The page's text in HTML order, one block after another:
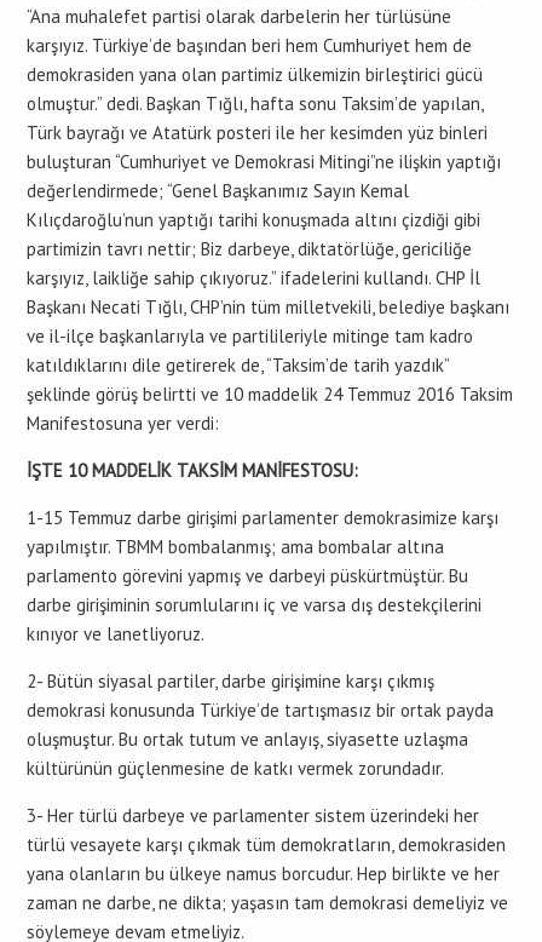
“Ana muhalefet partisi olarak darbelerin her türlüsüne
karşıyız. Türkiye’de başından beri hem Cumhuriyet hem de
demokrasiden yana olan partimiz ülkemizin birleştirici gücü
olmuştur.” dedi. Başkan Tığlı, hafta sonu Taksim’de yapılan,
Türk bayrağı ve Atatürk posteri ile her kesimden yüz binleri
buluşturan “Cumhuriyet ve Demokrasi Mitingi”ne ilişkin yaptığı
değerlendirmede; “Genel Başkanımız Sayın Kemal
Kılıçdaroğlu’nun yaptığı tarihi konuşmada altını çizdiği gibi
partimizin tavrı nettir; Biz darbeye, diktatörlüğe, gericiliğe
karşıyız, laikliğe sahip çıkıyoruz.” ifadelerini kullandı. CHP İl
Başkanı Necati Tığlı, CHP’nin tüm milletvekili, belediye başkanı
ve il-ilçe başkanlarıyla ve partilileriyle mitinge tam kadro
katıldıklarını dile getirerek de, “Taksim’de tarih yazdık”
şeklinde görüş belirtti ve 10 maddelik 24 Temmuz 2016 Taksim
Manifestosuna yer verdi:
İŞTE 10 MADDELİK TAKSİM MANİFESTOSU:
1-15 Temmuz darbe girişimi parlamenter demokrasimize karşı
yapılmıştır. TBMM bombalanmış; ama bombalar altına
parlamento görevini yapmış ve darbeyi püskürtmüştür. Bu
darbe girişiminin sorumlularını iç ve varsa dış destekçilerini
kınıyor ve lanetliyoruz.
2- Bütün siyasal partiler, darbe girişimine karşı çıkmış
demokrasi konusunda Türkiye’de tartışmasız bir ortak payda
oluşmuştur. Bu ortak tutum ve anlayış, siyasette uzlaşma
kültürünün güçlenmesine de katkı vermek zorundadır.
3- Her türlü darbeye ve parlamenter sistem üzerindeki her
türlü vesayete karşı çıkmak tüm demokratların, demokrasiden
yana olanların bu ülkeye namus borcudur. Hep birlikte ve her
zaman ne darbe, ne dikta; yaşasın tam demokrasi demeliyiz ve
söylemeye devam etmeliyiz.